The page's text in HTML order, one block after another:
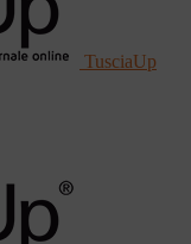
TusciaUp